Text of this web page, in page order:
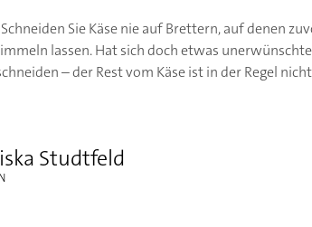
Sie Käse nie auf Brettern, auf denen
lassen. Hat sich doch etwas
– der Rest vom Käse ist in der Regel
Studtfeld